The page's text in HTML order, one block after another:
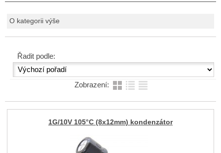
O kategorii výše
Řadit podle:
Zobrazení:
1G/10V 105°C (8x12mm) kondenzátor